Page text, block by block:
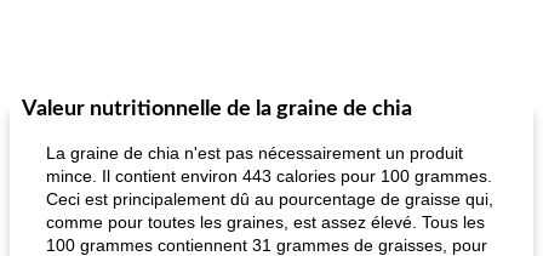
Valeur nutritionnelle de la graine de chia
La graine de chia n'est pas nécessairement un produit
mince. Il contient environ 443 calories pour 100 grammes.
Ceci est principalement dû au pourcentage de graisse qui,
comme pour toutes les graines, est assez élevé. Tous les
100 grammes contiennent 31 grammes de graisses, pour